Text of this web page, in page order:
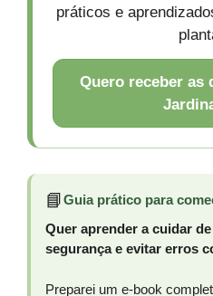
práticos e
Quero receber as
📘Guia prático para
Quer aprender a cuidar
segurança e evitar erros
Preparei um e-book